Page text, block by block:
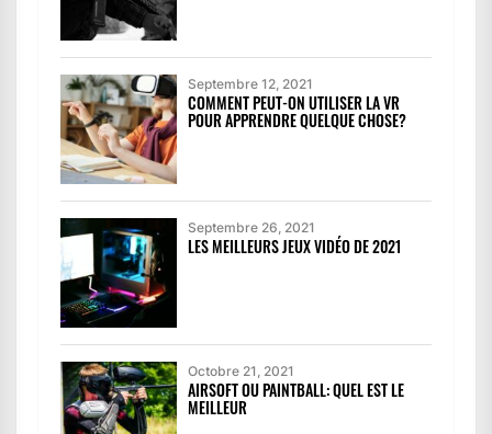
Septembre 12, 2021
COMMENT PEUT-ON UTILISER LA VR
POUR APPRENDRE QUELQUE CHOSE?
Septembre 26, 2021
LES MEILLEURS JEUX VIDÉO DE 2021
Octobre 21, 2021
AIRSOFT OU PAINTBALL: QUEL EST LE
MEILLEUR